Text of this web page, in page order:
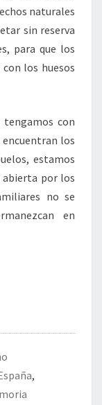
naturales
sin reserva
para que los
los huesos
tengamos con
encuentran los
estamos
abierta por los
no se
en
,